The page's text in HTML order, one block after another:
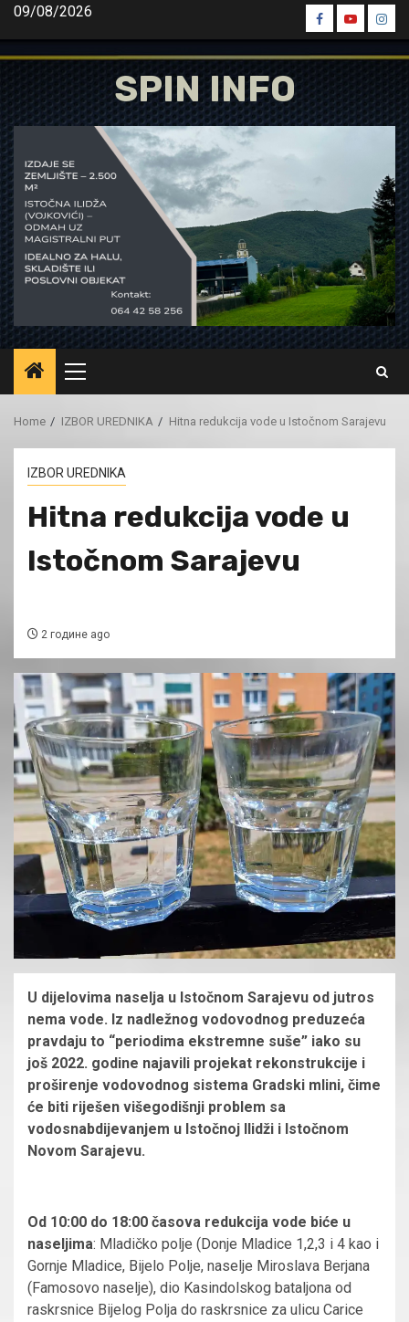
Skip
content
09/08/2026
Spin
Facebook
Spin
Youtube
Spin
SPIN INFO
Primary
Menu
Home IZBOR UREDNIKA Hitna redukcija vode u Istočnom Sarajevu
IZBOR UREDNIKA
Hitna redukcija vode u
Istočnom Sarajevu
2 године ago
U dijelovima naselja u Istočnom Sarajevu od jutros
nema vode. Iz nadležnog vodovodnog preduzeća
pravdaju to “periodima ekstremne suše” iako su
još 2022. godine najavili projekat rekonstrukcije i
proširenje vodovodnog sistema Gradski mlini, čime
će biti riješen višegodišnji problem sa
vodosnabdijevanjem u Istočnoj Ilidži i Istočnom
Novom Sarajevu.
Od 10:00 do 18:00 časova redukcija vode biće u
naseljima: Mladičko polje (Donje Mladice 1,2,3 i 4 kao i
Gornje Mladice, Bijelo Polje, naselje Miroslava Berjana
(Famosovo naselje), dio Kasindolskog bataljona od
raskrsnice Bijelog Polja do raskrsnice za ulicu Carice